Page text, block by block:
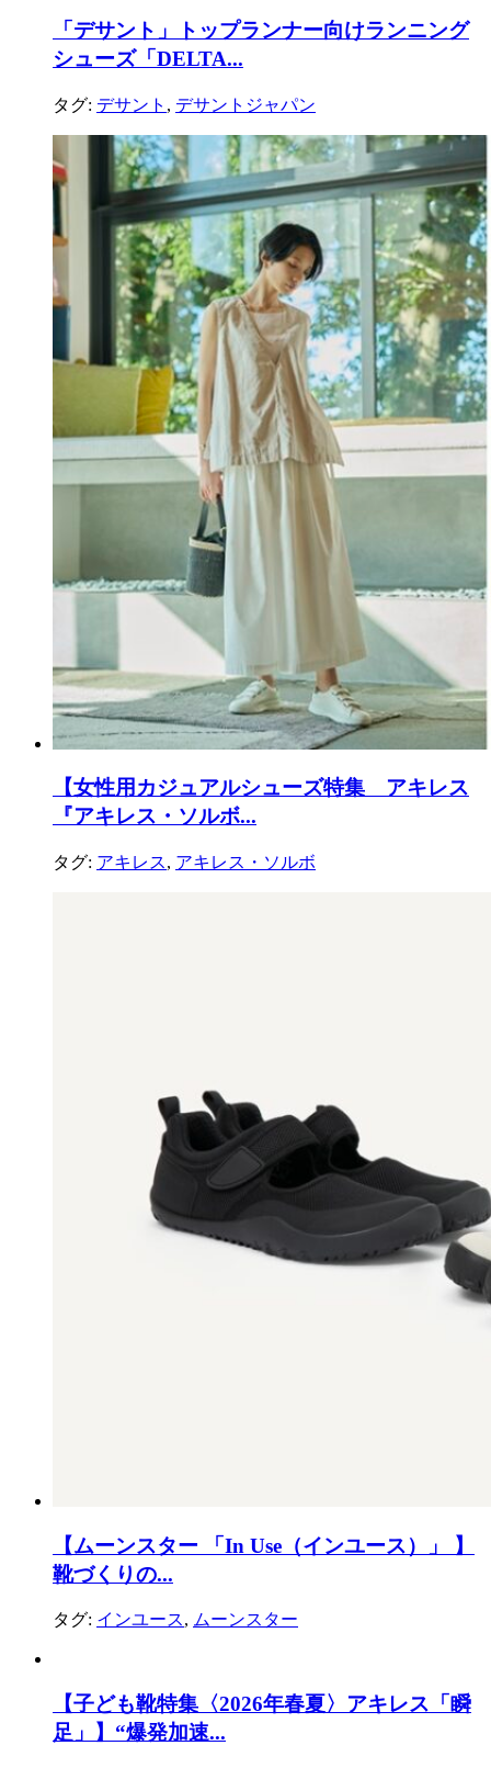
「デサント」トップランナー向けランニング
シューズ「DELTA...
タグ: デサント , デサントジャパン
【女性用カジュアルシューズ特集 アキレス
『アキレス・ソルボ...
タグ: アキレス, アキレス・ソルボ
【ムーンスター 「In Use（インユース）」 】
靴づくりの...
タグ: インユース, ムーンスター
【子ども靴特集〈2026年春夏〉アキレス「瞬
足」】“爆発加速...